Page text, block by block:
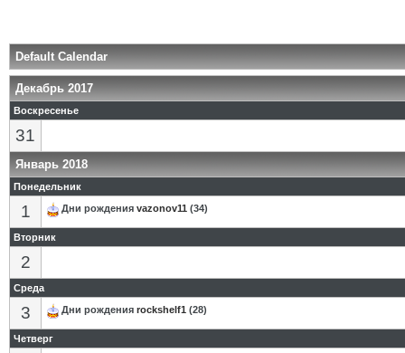
Default Calendar
Декабрь 2017
Воскресенье
31
Январь 2018
Понедельник
1 Дни рождения vazonov11 (34)
Вторник
2
Среда
3 Дни рождения rockshelf1 (28)
Четверг